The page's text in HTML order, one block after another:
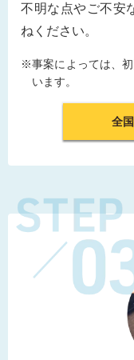
不明な点やご不安
ねください。
事案によっては、
います。
全